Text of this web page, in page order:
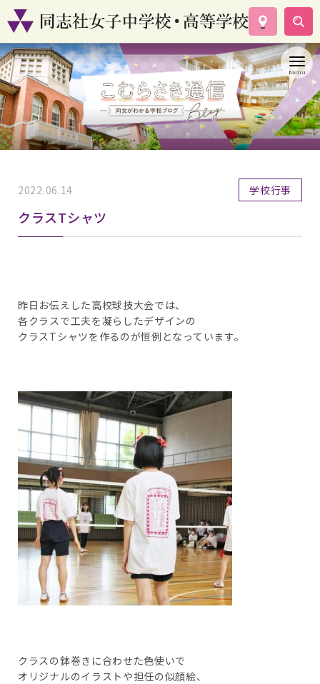
学校案内
コース紹介
学校生活
入試情報
資料請求
2022.06.14 学校行事
クラスTシャツ
昨日お伝えした高校球技大会では、
各クラスで工夫を凝らしたデザインの
クラスTシャツを作るのが恒例となっています。
クラスの鉢巻きに合わせた色使いで
オリジナルのイラストや担任の似顔絵、